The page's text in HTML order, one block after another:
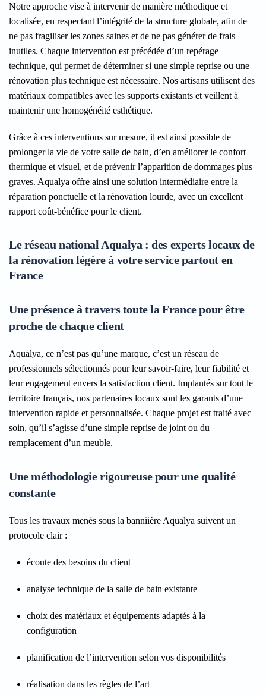
Notre approche vise à intervenir de manière méthodique et
localisée, en respectant l’intégrité de la structure globale, afin de
ne pas fragiliser les zones saines et de ne pas générer de frais
inutiles. Chaque intervention est précédée d’un repérage
technique, qui permet de déterminer si une simple reprise ou une
rénovation plus technique est nécessaire. Nos artisans utilisent des
matériaux compatibles avec les supports existants et veillent à
maintenir une homogénéité esthétique.
Grâce à ces interventions sur mesure, il est ainsi possible de
prolonger la vie de votre salle de bain, d’en améliorer le confort
thermique et visuel, et de prévenir l’apparition de dommages plus
graves. Aqualya offre ainsi une solution intermédiaire entre la
réparation ponctuelle et la rénovation lourde, avec un excellent
rapport coût-bénéfice pour le client.
Le réseau national Aqualya : des experts locaux de
la rénovation légère à votre service partout en
France
Une présence à travers toute la France pour être
proche de chaque client
Aqualya, ce n’est pas qu’une marque, c’est un réseau de
professionnels sélectionnés pour leur savoir-faire, leur fiabilité et
leur engagement envers la satisfaction client. Implantés sur tout le
territoire français, nos partenaires locaux sont les garants d’une
intervention rapide et personnalisée. Chaque projet est traité avec
soin, qu’il s’agisse d’une simple reprise de joint ou du
remplacement d’un meuble.
Une méthodologie rigoureuse pour une qualité
constante
Tous les travaux menés sous la banniière Aqualya suivent un
protocole clair :
écoute des besoins du client
analyse technique de la salle de bain existante
choix des matériaux et équipements adaptés à la
configuration
planification de l’intervention selon vos disponibilités
réalisation dans les règles de l’art